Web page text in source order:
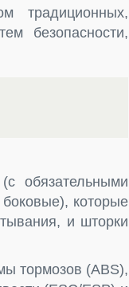
традиционных,
безопасности,
обязательными
которые
и шторки
тормозов (ABS),